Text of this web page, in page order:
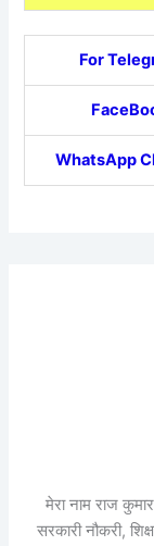
For
WhatsApp
मेरा नाम राज
सरकारी नौकरी,